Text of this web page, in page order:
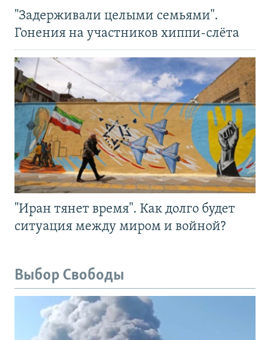
"Задерживали целыми семьями".
Гонения на участников хиппи-слёта
"Иран тянет время". Как долго будет
ситуация между миром и войной?
Выбор Свободы